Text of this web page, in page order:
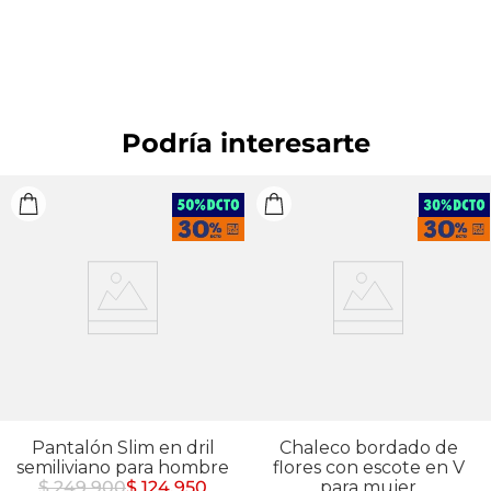
Podría interesarte
Pantalón Slim en dril
semiliviano para hombre
Chaleco bordado de
flores con escote en V